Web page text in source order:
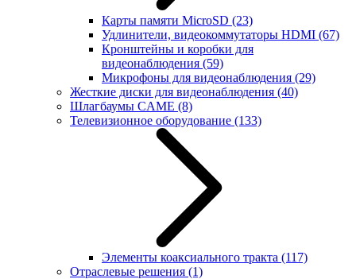
Карты памяти MicroSD (23)
Удлинители, видеокоммутаторы HDMI (67)
Кронштейны и коробки для
видеонаблюдения (59)
Микрофоны для видеонаблюдения (29)
Жесткие диски для видеонаблюдения (40)
Шлагбаумы CAME (8)
Телевизионное оборудование (133)
Элементы коаксиального тракта (117)
Отраслевые решения (1)